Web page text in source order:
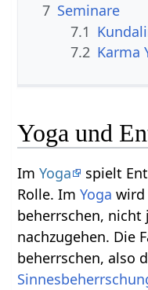
7 Seminare
7.1
7.2 Karma
Yoga und
ImYoga
spielt
Rolle. ImYoga wird
beherrschen, nicht
nachzugehen. Die
beherrschen, also